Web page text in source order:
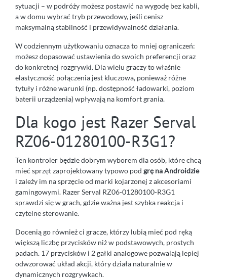
sytuacji – w podróży możesz postawić na wygodę bez kabli,
a w domu wybrać tryb przewodowy, jeśli cenisz
maksymalną stabilność i przewidywalność działania.
W codziennym użytkowaniu oznacza to mniej ograniczeń:
możesz dopasować ustawienia do swoich preferencji oraz
do konkretnej rozgrywki. Dla wielu graczy to właśnie
elastyczność połączenia jest kluczowa, ponieważ różne
tytuły i różne warunki (np. dostępność ładowarki, poziom
baterii urządzenia) wpływają na komfort grania.
Dla kogo jest Razer Serval
RZ06-01280100-R3G1?
Ten kontroler będzie dobrym wyborem dla osób, które chcą
mieć sprzęt zaprojektowany typowo pod grę na Androidzie
i zależy im na sprzęcie od marki kojarzonej z akcesoriami
gamingowymi. Razer Serval RZ06-01280100-R3G1
sprawdzi się w grach, gdzie ważna jest szybka reakcja i
czytelne sterowanie.
Docenią go również ci gracze, którzy lubią mieć pod ręką
większą liczbę przycisków niż w podstawowych, prostych
padach. 17 przycisków i 2 gałki analogowe pozwalają lepiej
odwzorować układ akcji, który działa naturalnie w
dynamicznych rozgrywkach.